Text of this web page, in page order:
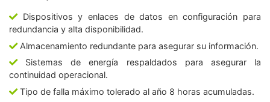
Dispositivos y enlaces de datos en configuración para
redundancia y alta disponibilidad.
Almacenamiento redundante para asegurar su información.
Sistemas de energía respaldados para asegurar la
continuidad operacional.
Tipo de falla máximo tolerado al año 8 horas acumuladas.